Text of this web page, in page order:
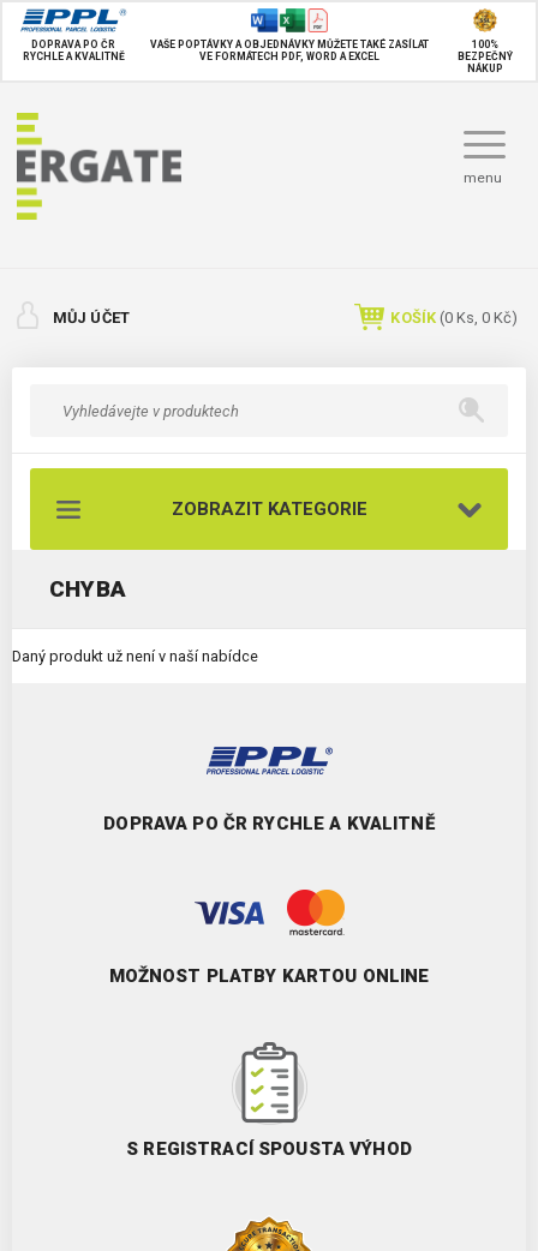
DOPRAVA PO ČR
RYCHLE A KVALITNĚ
VAŠE POPTÁVKY A OBJEDNÁVKY MŮŽETE TAKÉ ZASÍLAT
VE FORMÁTECH PDF, WORD A EXCEL
100%
BEZPEČNÝ
NÁKUP
menu
MŮJ ÚČET KOŠÍK (0 Ks, 0 Kč)
ZOBRAZIT KATEGORIE
CHYBA
Daný produkt už není v naší nabídce
DOPRAVA PO ČR RYCHLE A KVALITNĚ
MOŽNOST PLATBY KARTOU ONLINE
S REGISTRACÍ SPOUSTA VÝHOD